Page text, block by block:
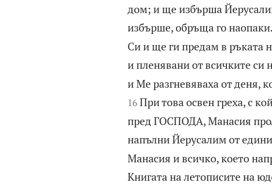
дом; и ще избърша
избърше, обръща го наопаки.
Си и ще ги предам в ръката
и пленявани от всичките си
и Ме разгневяваха от деня,
16 При това освен греха, с
пред ГОСПОДА, Манасия
напълни Йерусалим от
Манасия и всичко, което
Книгата на летописите на